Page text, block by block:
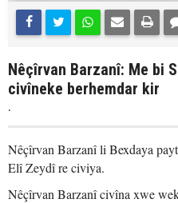
Nêçîrvan Barzanî: Me bi
civîneke berhemdar kir
.
Nêçîrvan Barzanî li Bexdaya
Elî Zeydî re civiya.
Nêçîrvan Barzanî civîna xwe